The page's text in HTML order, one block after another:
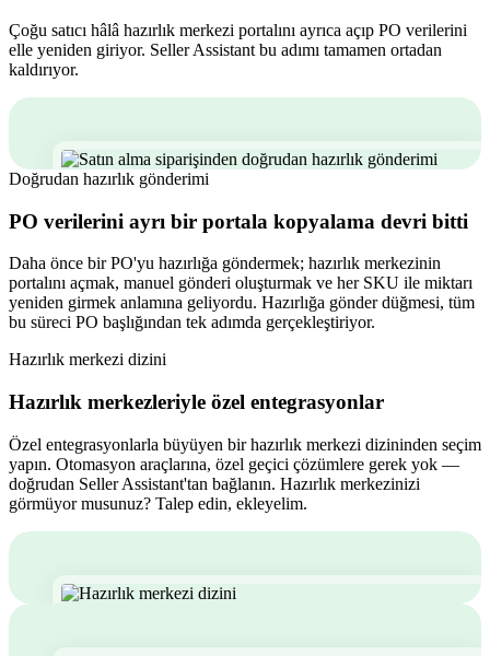
Çoğu satıcı hâlâ hazırlık merkezi portalını ayrıca açıp PO verilerini
elle yeniden giriyor. Seller Assistant bu adımı tamamen ortadan
kaldırıyor.
Doğrudan hazırlık gönderimi
PO verilerini ayrı bir portala kopyalama devri bitti
Daha önce bir PO'yu hazırlığa göndermek; hazırlık merkezinin
portalını açmak, manuel gönderi oluşturmak ve her SKU ile miktarı
yeniden girmek anlamına geliyordu. Hazırlığa gönder düğmesi, tüm
bu süreci PO başlığından tek adımda gerçekleştiriyor.
Hazırlık merkezi dizini
Hazırlık merkezleriyle özel entegrasyonlar
Özel entegrasyonlarla büyüyen bir hazırlık merkezi dizininden seçim
yapın. Otomasyon araçlarına, özel geçici çözümlere gerek yok —
doğrudan Seller Assistant'tan bağlanın. Hazırlık merkezinizi
görmüyor musunuz? Talep edin, ekleyelim.